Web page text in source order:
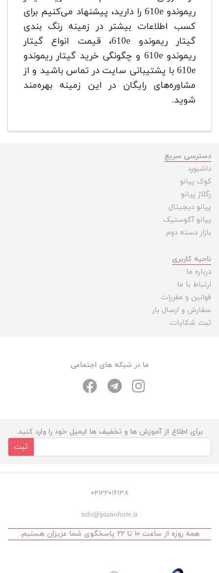
ریموندو 610e را دارید، پیشنهاد می‌کنیم برای
کسب اطلاعات بیشتر در زمینه رنگ بندی
گیتار ریموندو 610e، قیمت انواع گیتار
ریموندو 610e و چگونگی خرید گیتار ریموندو
610e با پشتیبانی سایت در تماس باشید و از
مشاوره‌های رایگان در این زمینه بهره‌مند
شوید.
دسترسی سریع
داشبورد
کوک پیانو
رگلاژ پیانو
پیانو دیجیتال
پیانو آکوستیک
بازار دسته دوم
ناحیه کاربری
درباره ما
ارتباط با ما
قوانین و مقررات
سفارش و ارسال بار
ثبت شکایات
ما در شبکه های اجتماعی
برای اطلاع از آموزش ها و تخفیف ها ایمیل خود را وارد کنید.
ثبت
۰۲۱۲۲۰۱۶۱۳۸
info@pianoforte.ir
همه روزه از ساعت ۱۰ تا ۲۲ پاسخگوی شما عزیزان هستیم.